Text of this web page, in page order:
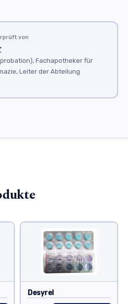
von
Fachapotheker für
Leiter der Abteilung
Desyrel